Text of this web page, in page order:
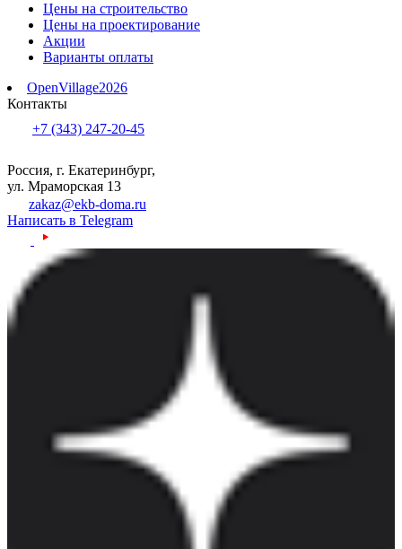
Цены на строительство
Цены на проектирование
Акции
Варианты оплаты
OpenVillage2026
Контакты
+7 (343) 247-20-45
Россия, г. Екатеринбург,
ул. Мраморская 13
zakaz@ekb-doma.ru
Написать в Telegram